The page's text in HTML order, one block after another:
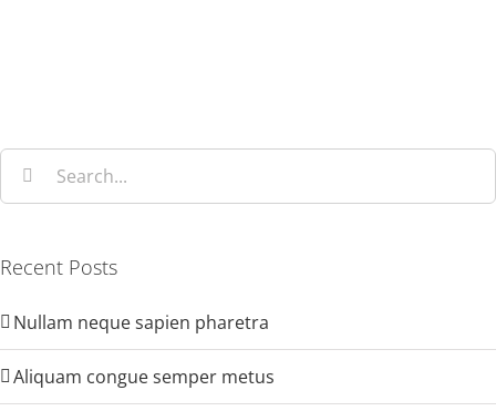
Search
for:
Recent Posts
Nullam neque sapien pharetra
Aliquam congue semper metus